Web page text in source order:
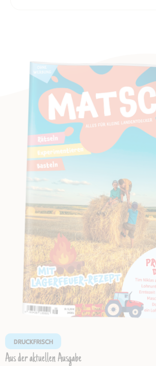
DRUCKFRISCH
Aus der aktuellen Ausgabe